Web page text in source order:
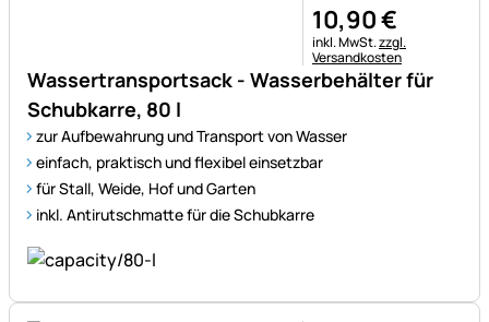
Wassertransportsack - Wasserbehälter für
Schubkarre, 80 l
zur Aufbewahrung und Transport von Wasser
einfach, praktisch und flexibel einsetzbar
für Stall, Weide, Hof und Garten
inkl. Antirutschmatte für die Schubkarre
10,90€
Steuerhinweis:
inkl. MwSt.zzgl.
Versandkosten